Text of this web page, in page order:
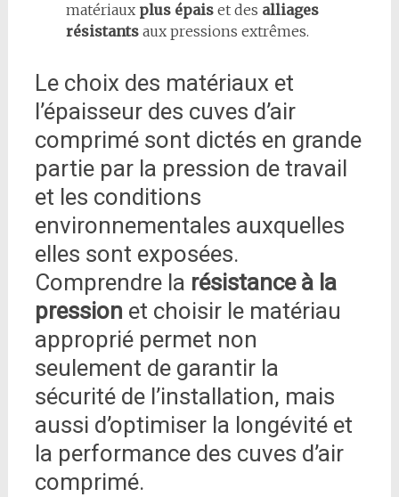
matériaux plus épaiset des alliages
résistantsaux pressions extrêmes.
Le choix des matériaux et
l’épaisseur des cuves d’air
comprimé sont dictés en grande
partie par la pression de travail
et les conditions
environnementales auxquelles
elles sont exposées.
Comprendre la résistance à la
pression et choisir le matériau
approprié permet non
seulement de garantir la
sécurité de l’installation, mais
aussi d’optimiser la longévité et
la performance des cuves d’air
comprimé.